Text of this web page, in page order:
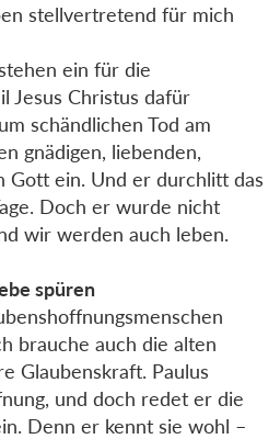
stellvertretend für mich
ein für die
Jesus Christus dafür
schändlichen Tod am
gnädigen, liebenden,
Gott ein. Und er durchlitt das
Doch er wurde nicht
wir werden auch leben.
spüren
brauche auch die alten
Glaubenskraft. Paulus
und doch redet er die
Denn er kennt sie wohl –